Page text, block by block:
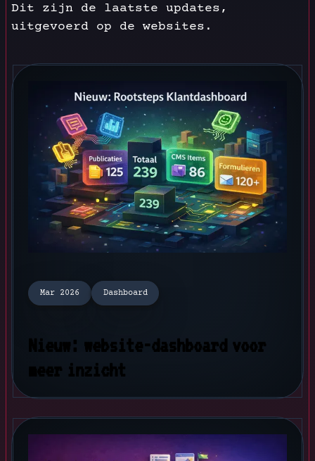
Dit zijn de laatste updates,
uitgevoerd op de websites.
Mar 2026 Dashboard
Nieuw: website-dashboard voor
meer inzicht